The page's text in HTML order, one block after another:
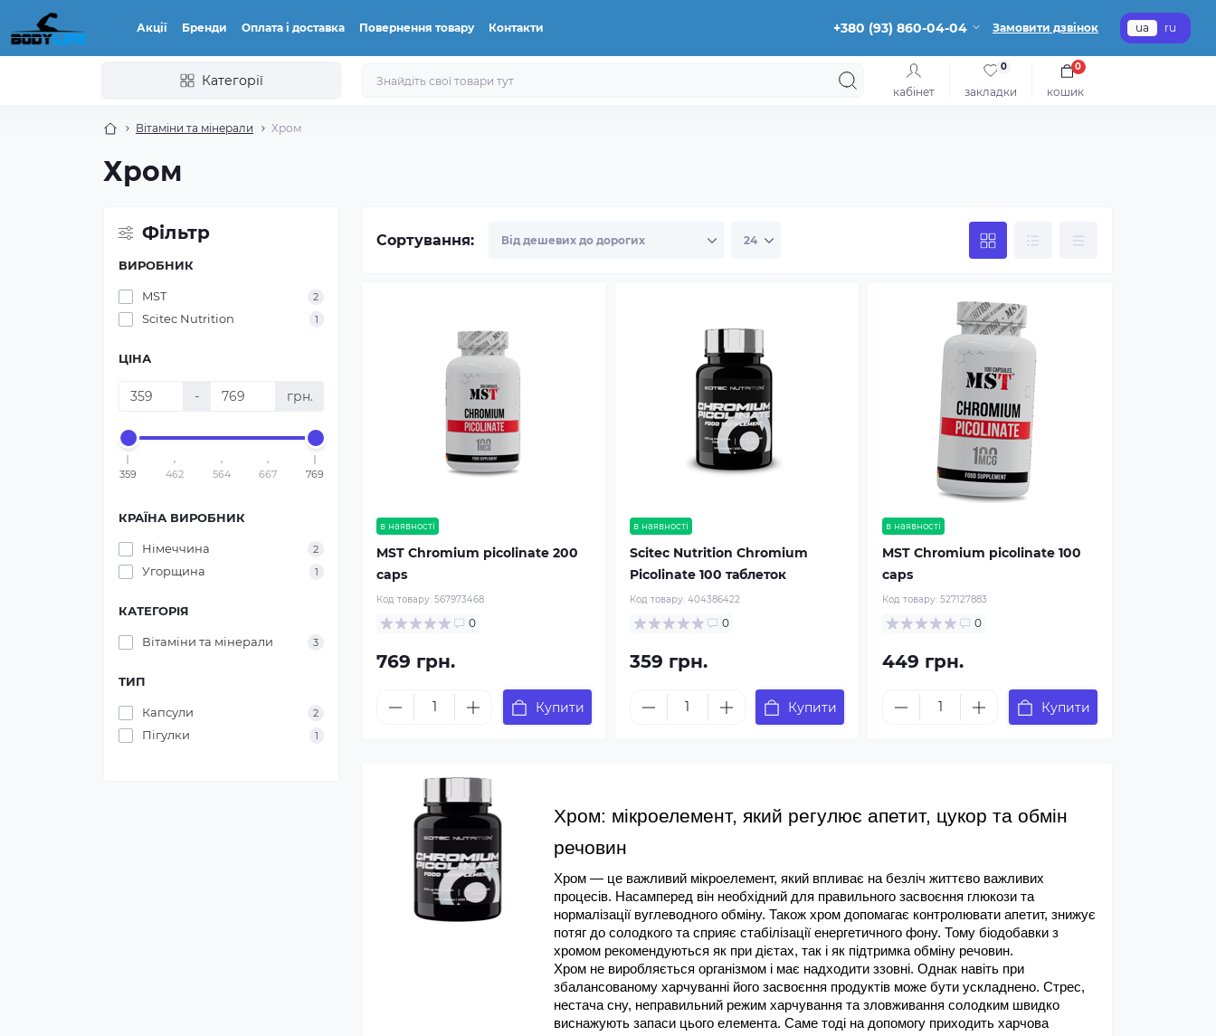
Акції Бренди Оплата і доставка Повернення товару Контакти +380 (93) 860-04-04 Замовити дзвінок ua ru
Категорії
кабінет закладки
0
кошик
0
Вітаміни та мінерали Хром
Хром
Фільтр
ВИРОБНИК
MST 2
Scitec Nutrition 1
ЦІНА
- грн.
359 462 564 667 769
КРАЇНА ВИРОБНИК
Німеччина 2
Угорщина 1
КАТЕГОРІЯ
Вітаміни та мінерали 3
ТИП
Капсули 2
Пігулки 1
Сортування:
в наявності
MST Chromium picolinate 200
caps
Код товару: 567973468
0
769 грн.
Купити
в наявності
Scitec Nutrition Chromium
Picolinate 100 таблеток
Код товару: 404386422
0
359 грн.
Купити
в наявності
MST Chromium picolinate 100
caps
Код товару:527127883
0
449 грн.
Купити
Хром: мікроелемент, який регулює апетит, цукор та обмін
речовин
Хром — це важливий мікроелемент, який впливає на безліч життєво важливих
процесів. Насамперед він необхідний для правильного засвоєння глюкози та
нормалізації вуглеводного обміну. Також хром допомагає контролювати апетит, знижує
потяг до солодкого та сприяє стабілізації енергетичного фону. Тому біодобавки з
хромом рекомендуються як при дієтах, так і як підтримка обміну речовин.
Хром не виробляється організмом і має надходити ззовні. Однак навіть при
збалансованому харчуванні його засвоєння продуктів може бути ускладнено. Стрес,
нестача сну, неправильний режим харчування та зловживання солодким швидко
виснажують запаси цього елемента. Саме тоді на допомогу приходить харчова